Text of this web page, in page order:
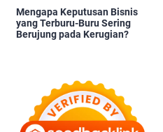
Mengapa Keputusan Bisnis
yang Terburu-Buru Sering
Berujung pada Kerugian?